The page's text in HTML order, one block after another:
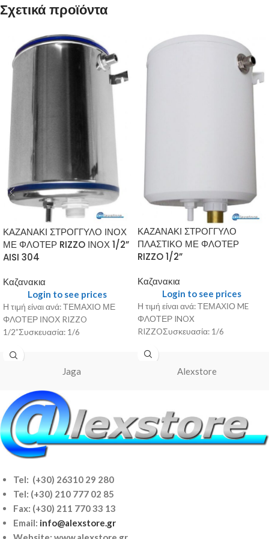
Σχετικά προϊόντα
ΚΑΖΑΝΑΚΙ ΣΤΡΟΓΓΥΛΟ ΙΝΟΧ
ΜΕ ΦΛΟΤΕΡ RIZZO ΙΝΟΧ 1/2”
AISI 304
Καζανακια
Login to see prices
Η τιμή είναι ανά: ΤΕΜΑΧΙΟ ΜΕ
ΦΛΟΤΕΡ ΙΝΟΧ RIZZO
1/2”Συσκευασία: 1/6
ΚΑΖΑΝΑΚΙ ΣΤΡΟΓΓΥΛΟ
ΠΛΑΣΤΙΚΟ ΜΕ ΦΛΟΤΕΡ
RIZZO 1/2”
Καζανακια
Login to see prices
Η τιμή είναι ανά: ΤΕΜΑΧΙΟ ME
ΦΛΟΤΕΡ INOX
RIZZOΣυσκευασία: 1/6
Jaga Alexstore
Tel: (+30) 26310 29 280
Tel: (+30) 210 777 02 85
Fax: (+30) 211 770 33 13
Email: info@alexstore.gr